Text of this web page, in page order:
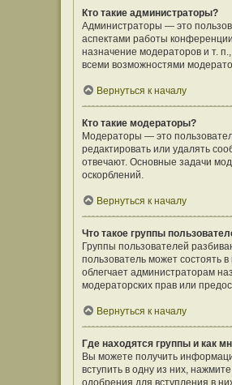
Кто такие администраторы?
Администраторы — это
аспектами работы
назначение модераторов и т.
всеми возможностями
Вернуться к началу
Кто такие модераторы?
Модераторы — это
редактировать или удалять
отвечают. Основные задачи
оскорблений.
Вернуться к началу
Что такое группы
Группы пользователей
пользователь может состоять
облегчает администраторам
модераторских прав или
Вернуться к началу
Где находятся группы и как
Вы можете получить
вступить в одну из них,
одобрения для вступления в